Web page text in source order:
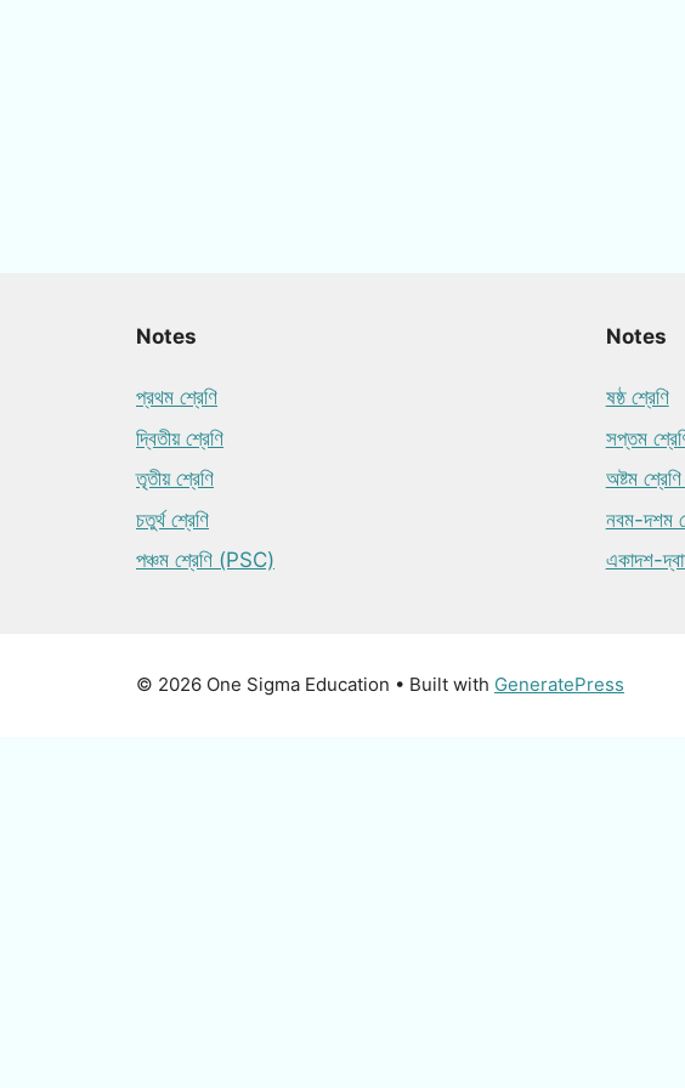
Notes
প্রথম শ্রেণি
দ্বিতীয় শ্রেণি
তৃতীয় শ্রেণি
চতুর্থ শ্রেণি
পঞ্চম শ্রেণি (PSC)
Notes
ষষ্ঠ শ্রেণি
সপ্তম
অষ্টম
নবম-দশম
একাদশ-
© 2026 One Sigma Education • Built with GeneratePress